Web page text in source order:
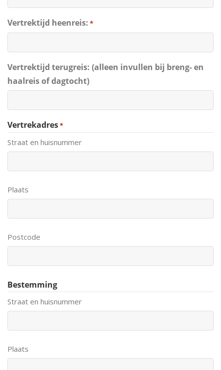
Vertrektijd heenreis: *
Vertrektijd terugreis: (alleen invullen bij breng- en
haalreis of dagtocht)
Vertrekadres*
Straat en huisnummer
Plaats
Postcode
Bestemming
Straat en huisnummer
Plaats